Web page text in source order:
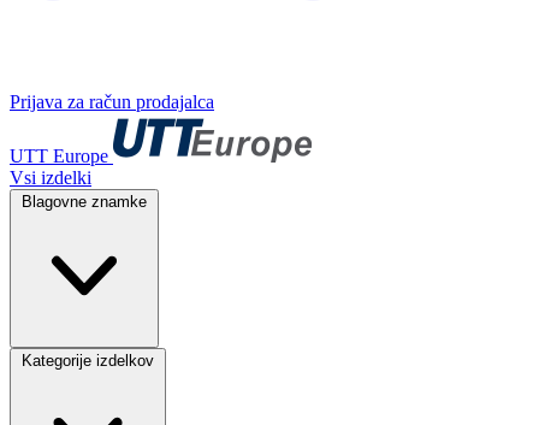
Prijava za račun prodajalca
UTT Europe
Vsi izdelki
Blagovne znamke
Kategorije izdelkov